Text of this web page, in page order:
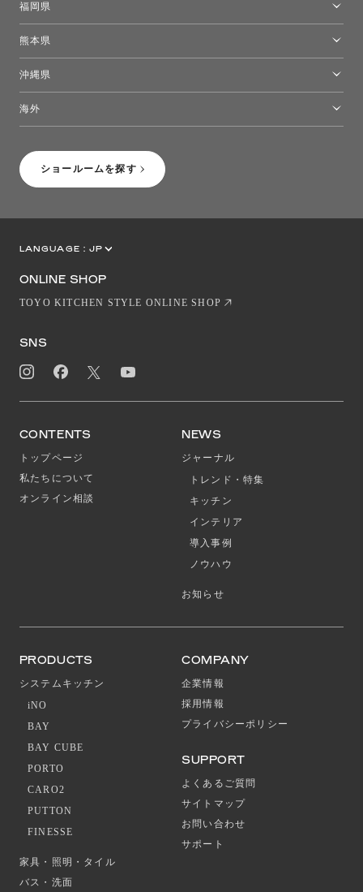
ショールームを探す
福岡県
熊本県
沖縄県
海外
LANGUAGE : JP
ONLINE SHOP
TOYO KITCHEN STYLE ONLINE SHOP
SNS
CONTENTS
トップページ
私たちについて
オンライン相談
NEWS
ジャーナル
トレンド・特集
キッチン
インテリア
導入事例
ノウハウ
お知らせ
PRODUCTS
システムキッチン
iNO
BAY
BAY CUBE
PORTO
CARO2
PUTTON
FINESSE
家具・照明・タイル
バス・洗面
COMPANY
企業情報
採用情報
プライバシーポリシー
SUPPORT
よくあるご質問
サイトマップ
お問い合わせ
サポート